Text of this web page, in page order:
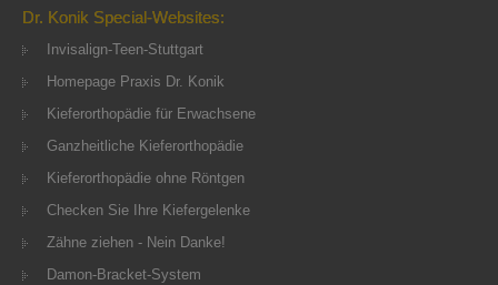
Dr. Konik Special-Websites:
Invisalign-Teen-Stuttgart
Homepage Praxis Dr. Konik
Kieferorthopädie für Erwachsene
Ganzheitliche Kieferorthopädie
Kieferorthopädie ohne Röntgen
Checken Sie Ihre Kiefergelenke
Zähne ziehen - Nein Danke!
Damon-Bracket-System